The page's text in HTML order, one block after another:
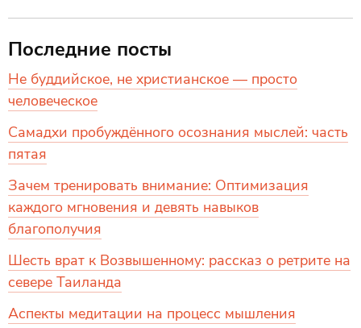
Последние посты
Не буддийское, не христианское — просто
человеческое
Самадхи пробуждённого осознания мыслей: часть
пятая
Зачем тренировать внимание: Оптимизация
каждого мгновения и девять навыков
благополучия
Шесть врат к Возвышенному: рассказ о ретрите на
севере Таиланда
Аспекты медитации на процесс мышления